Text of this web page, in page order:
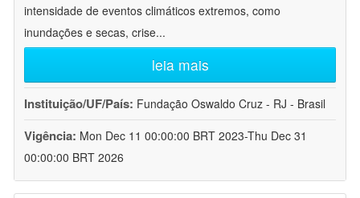
intensidade de eventos climáticos extremos, como
inundações e secas, crise...
leia mais
Instituição/UF/País: Fundação Oswaldo Cruz - RJ - Brasil
Vigência: Mon Dec 11 00:00:00 BRT 2023-Thu Dec 31
00:00:00 BRT 2026